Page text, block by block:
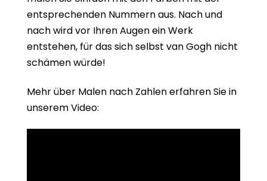
entsprechenden Nummern aus. Nach und
nach wird vor Ihren Augen ein Werk
entstehen, für das sich selbst van Gogh nicht
schämen würde!
Mehr über Malen nach Zahlen erfahren Sie in
unserem Video: